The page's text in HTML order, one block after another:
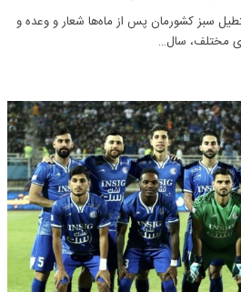
سبز کشورمان پس از ماه‌ها شعار و وعده و
مختلف، سال…